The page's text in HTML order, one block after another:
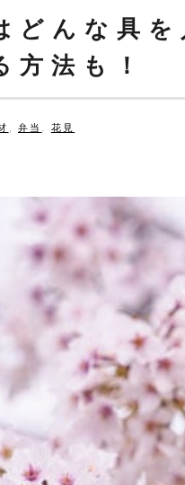
どんな具
方法も！
弁当 花見